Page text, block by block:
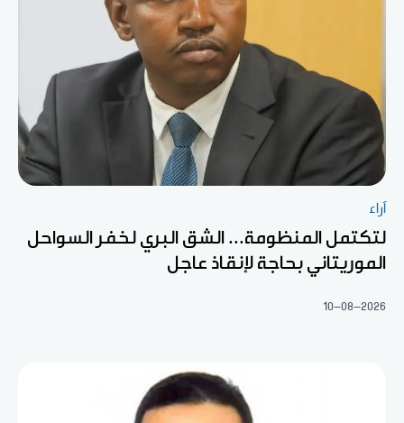
آراء
لتكتمل المنظومة... الشق البري لخفر السواحل
الموريتاني بحاجة لإنقاذ عاجل
10-08-2026